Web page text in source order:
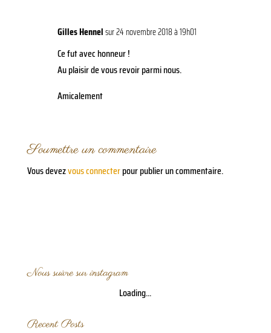
Gilles Hennelsur 24 novembre 2018 à 19h01
Ce fut avec honneur !
Au plaisir de vous revoir parmi nous.
Amicalement
Soumettre un commentaire
Vous devezvous connecterpour publier un commentaire.
Nous suivre sur instagram
Loading...
Recent Posts